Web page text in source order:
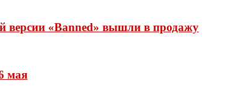
версии «Banned» вышли в продажу
мая